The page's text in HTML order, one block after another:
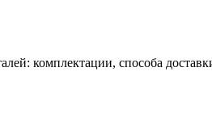
комплектации, способа